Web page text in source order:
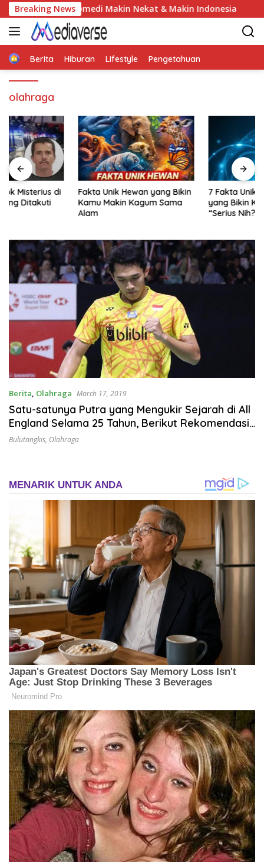
Skip
to
content
Breaking News
Makin Nekat & Makin Indonesia El Mencho:
HomeBerita Hiburan Lifestyle Pengetahuan
olahraga
Fakta Unik Hewan yang Bikin
Kamu Makin Kagum Sama
7 Fakta Unik Dunia Sains
yang Bikin Kamu Bilang
Berita, Olahraga March 17, 2019
Satu-satunya Putra yang Mengukir Sejarah di All
England Selama 25 Tahun, Berikut Rekomendasi
untuk Jonatan dan Timnya
Bulutangkis, Olahraga